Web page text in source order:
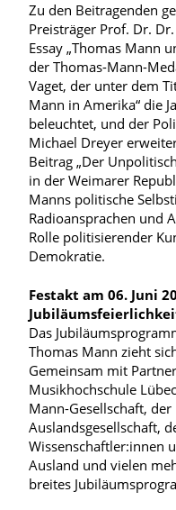
Zu den Beitragenden
Preisträger Prof. Dr.
Essay „Thomas Mann
der Thomas-Mann-
Vaget, der unter dem
Mann in Amerika“ die
beleuchtet, und der
Michael Dreyer
Beitrag „Der
in der Weimarer
Manns politische
Radioansprachen und
Rolle politisierender
Demokratie.
Festakt am 06. Juni
Das
Thomas Mann zieht
Gemeinsam mit
Musikhochschule
Mann-Gesellschaft, der
Auslandsgesellschaft,
Wissenschaftler:innen
Ausland und vielen
breites